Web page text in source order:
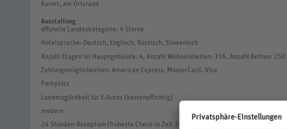
Kurort, am Ortsrand
Ausstattung
offizielle Landeskategorie: 4 Sterne
Hotelsprache: Deutsch, Englisch, Russisch, Slowenisch
Anzahl Etagen im Hauptgebäude: 4, Anzahl Wohneinheiten: 336, Anzahl Betten: 250
Zahlungsmöglichkeiten: American Express, MasterCard, Visa
Parkplatz
Lademöglichkeit für E-Autos (kostenpflichtig)
modern
24 Stunden-Rezeption (früheste Check-in Zeit 14 Uhr, späteste Check-out Zeit 11 Uhr)